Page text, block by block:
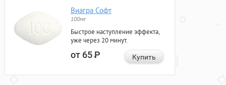
Виагра Софт
100мг
Быстрое наступление эффекта,
уже через 20 минут.
от 65Р Купить